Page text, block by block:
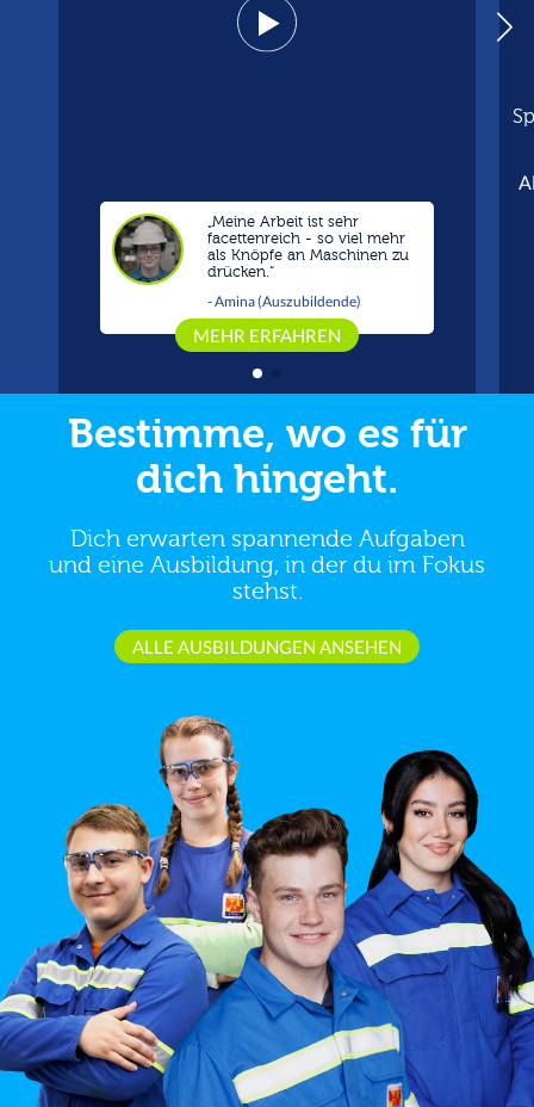
„Meine Arbeit ist sehr
facettenreich - so viel mehr
als Knöpfe an Maschinen zu
drücken.“
- Amina (Auszubildende)
MEHR ERFAHREN
Bestimme, wo es für
dich hingeht.
Dich erwarten spannende Aufgaben
und eine Ausbildung, in der du im Fokus
stehst.
ALLE AUSBILDUNGEN ANSEHEN